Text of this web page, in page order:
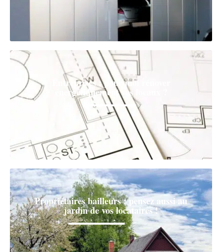
Entreprises : pourquoi rénover
énergétiquement vos locaux ?
Propriétaires bailleurs : pensez aussi au
jardin de vos locataires !